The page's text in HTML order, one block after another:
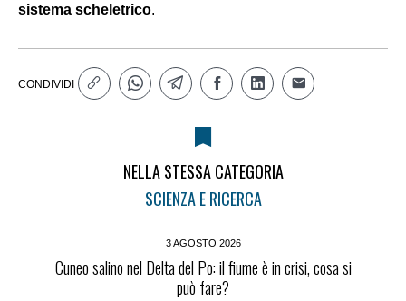
sistema scheletrico.
CONDIVIDI
NELLA STESSA CATEGORIA
SCIENZA E RICERCA
3 AGOSTO 2026
Cuneo salino nel Delta del Po: il fiume è in crisi, cosa si
può fare?